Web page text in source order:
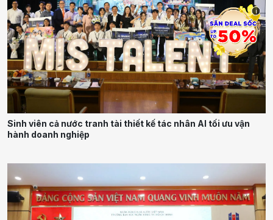
Sinh viên cả nước tranh tài thiết kế tác nhân AI tối ưu vận
hành doanh nghiệp
i